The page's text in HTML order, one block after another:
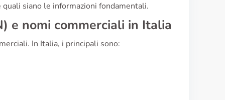
siano le informazioni fondamentali.
e nomi commerciali in Italia
In Italia, i principali sono: